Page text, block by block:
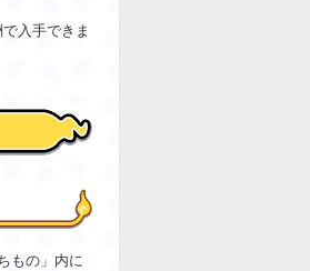
入手できま
もの」内に